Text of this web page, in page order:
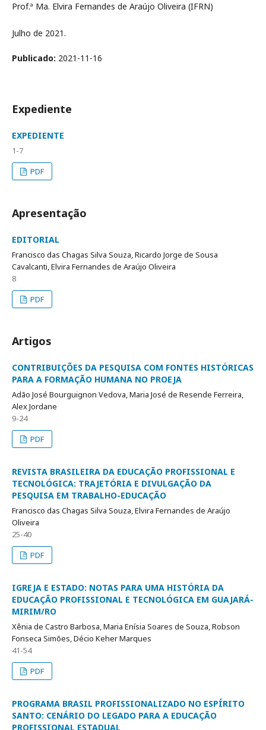
Prof.ª Ma. Elvira Fernandes de Araújo Oliveira (IFRN)
Julho de 2021.
Publicado: 2021-11-16
Expediente
EXPEDIENTE
1-7
PDF
Apresentação
EDITORIAL
Francisco das Chagas Silva Souza, Ricardo Jorge de Sousa
Cavalcanti, Elvira Fernandes de Araújo Oliveira
8
PDF
Artigos
CONTRIBUIÇÕES DA PESQUISA COM FONTES HISTÓRICAS
PARA A FORMAÇÃO HUMANA NO PROEJA
Adão José Bourguignon Vedova, Maria José de Resende Ferreira,
Alex Jordane
9-24
PDF
REVISTA BRASILEIRA DA EDUCAÇÃO PROFISSIONAL E
TECNOLÓGICA: TRAJETÓRIA E DIVULGAÇÃO DA
PESQUISA EM TRABALHO-EDUCAÇÃO
Francisco das Chagas Silva Souza, Elvira Fernandes de Araújo
Oliveira
25-40
PDF
IGREJA E ESTADO: NOTAS PARA UMA HISTÓRIA DA
EDUCAÇÃO PROFISSIONAL E TECNOLÓGICA EM GUAJARÁ-
MIRIM/RO
Xênia de Castro Barbosa, Maria Enísia Soares de Souza, Robson
Fonseca Simões, Décio Keher Marques
41-54
PDF
PROGRAMA BRASIL PROFISSIONALIZADO NO ESPÍRITO
SANTO: CENÁRIO DO LEGADO PARA A EDUCAÇÃO
PROFISSIONAL ESTADUAL